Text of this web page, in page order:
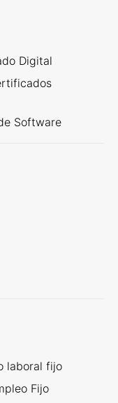
Digital
Software
laboral fijo
Fijo